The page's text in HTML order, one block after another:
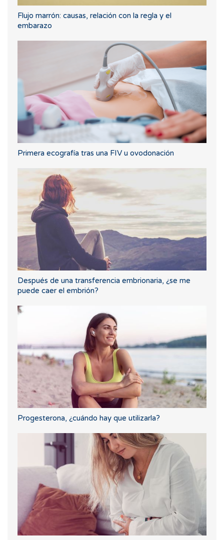
Flujo marrón: causas, relación con la regla y el
embarazo
Primera ecografía tras una FIV u ovodonación
Después de una transferencia embrionaria, ¿se me
puede caer el embrión?
Progesterona, ¿cuándo hay que utilizarla?